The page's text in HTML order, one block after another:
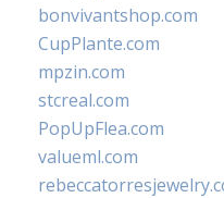
bonvivantshop.com
CupPlante.com
mpzin.com
stcreal.com
PopUpFlea.com
valueml.com